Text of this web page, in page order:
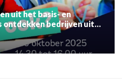
uit het basis- en
bedrijven uit